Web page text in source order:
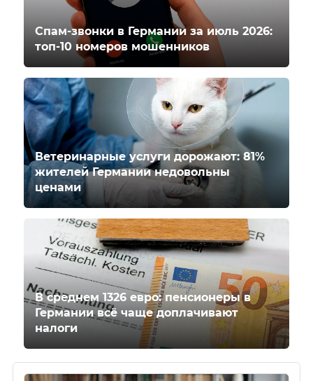
Спам-звонки в Германии за июль 2026:
топ-10 номеров мошенников
Ветеринарные услуги дорожают: 81%
жителей Германии недовольны
ценами
В среднем 1326 евро: пенсионеры в
Германии всё чаще доплачивают
налоги